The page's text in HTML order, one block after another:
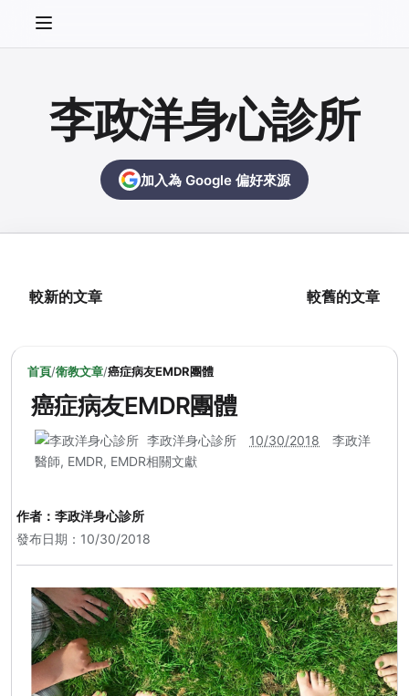
李政洋身心診所
加入為 Google 偏好來源
較新的文章 較舊的文章
首頁/衛教文章/癌症病友EMDR團體
癌症病友EMDR團體
李政洋身心診所 10/30/2018
李政洋
醫師, EMDR, EMDR相關文獻
作者： 李政洋身心診所
發布日期：10/30/2018